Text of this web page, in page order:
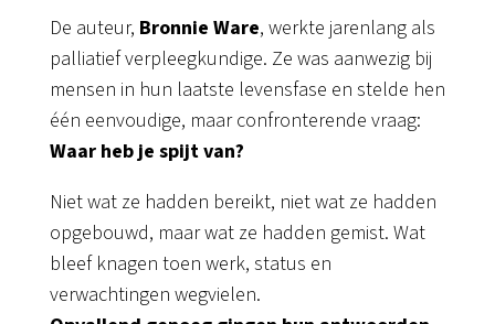
De auteur, Bronnie Ware, werkte jarenlang als
palliatief verpleegkundige. Ze was aanwezig bij
mensen in hun laatste levensfase en stelde hen
één eenvoudige, maar confronterende vraag:
Waar heb je spijt van?
Niet wat ze hadden bereikt, niet wat ze hadden
opgebouwd, maar wat ze hadden gemist. Wat
bleef knagen toen werk, status en
verwachtingen wegvielen.